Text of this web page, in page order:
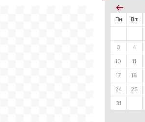
Пн Вт
3 4
10 11
17 18
24 25
31